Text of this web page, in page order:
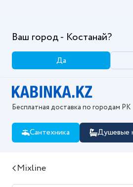
Ваш город - Костанай?
Да
Бесплатная доставка по городам РК
Сантехника Душевые
Mixline